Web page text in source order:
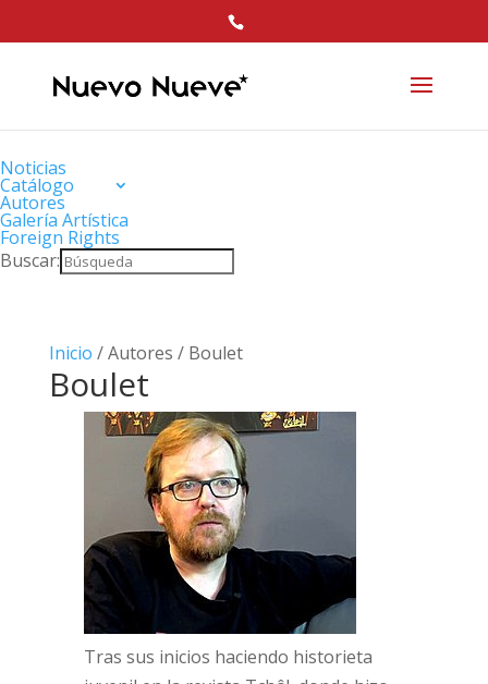
Noticias
Catálogo
Autores
Galería Artística
Foreign Rights
Buscar:
Inicio / Autores / Boulet
Boulet
Tras sus inicios haciendo historieta